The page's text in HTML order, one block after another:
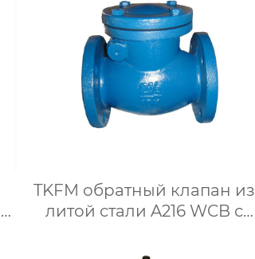
TKFM обратный клапан из
литой стали A216 WCB с
DN50 до DN500 для